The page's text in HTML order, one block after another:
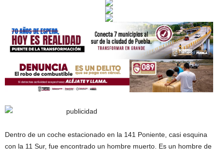
Dentro de un coche estacionado en la 141 Poniente, casi esquina
con la 11 Sur, fue encontrado un hombre muerto. Es un hombre de